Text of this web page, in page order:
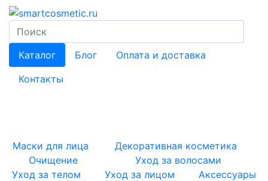
Каталог Блог
Оплата и доставка
Контакты
Маски для лица
Декоративная косметика
Очищение
Уход за волосами
Уход за телом
Уход за лицом
Аксессуары